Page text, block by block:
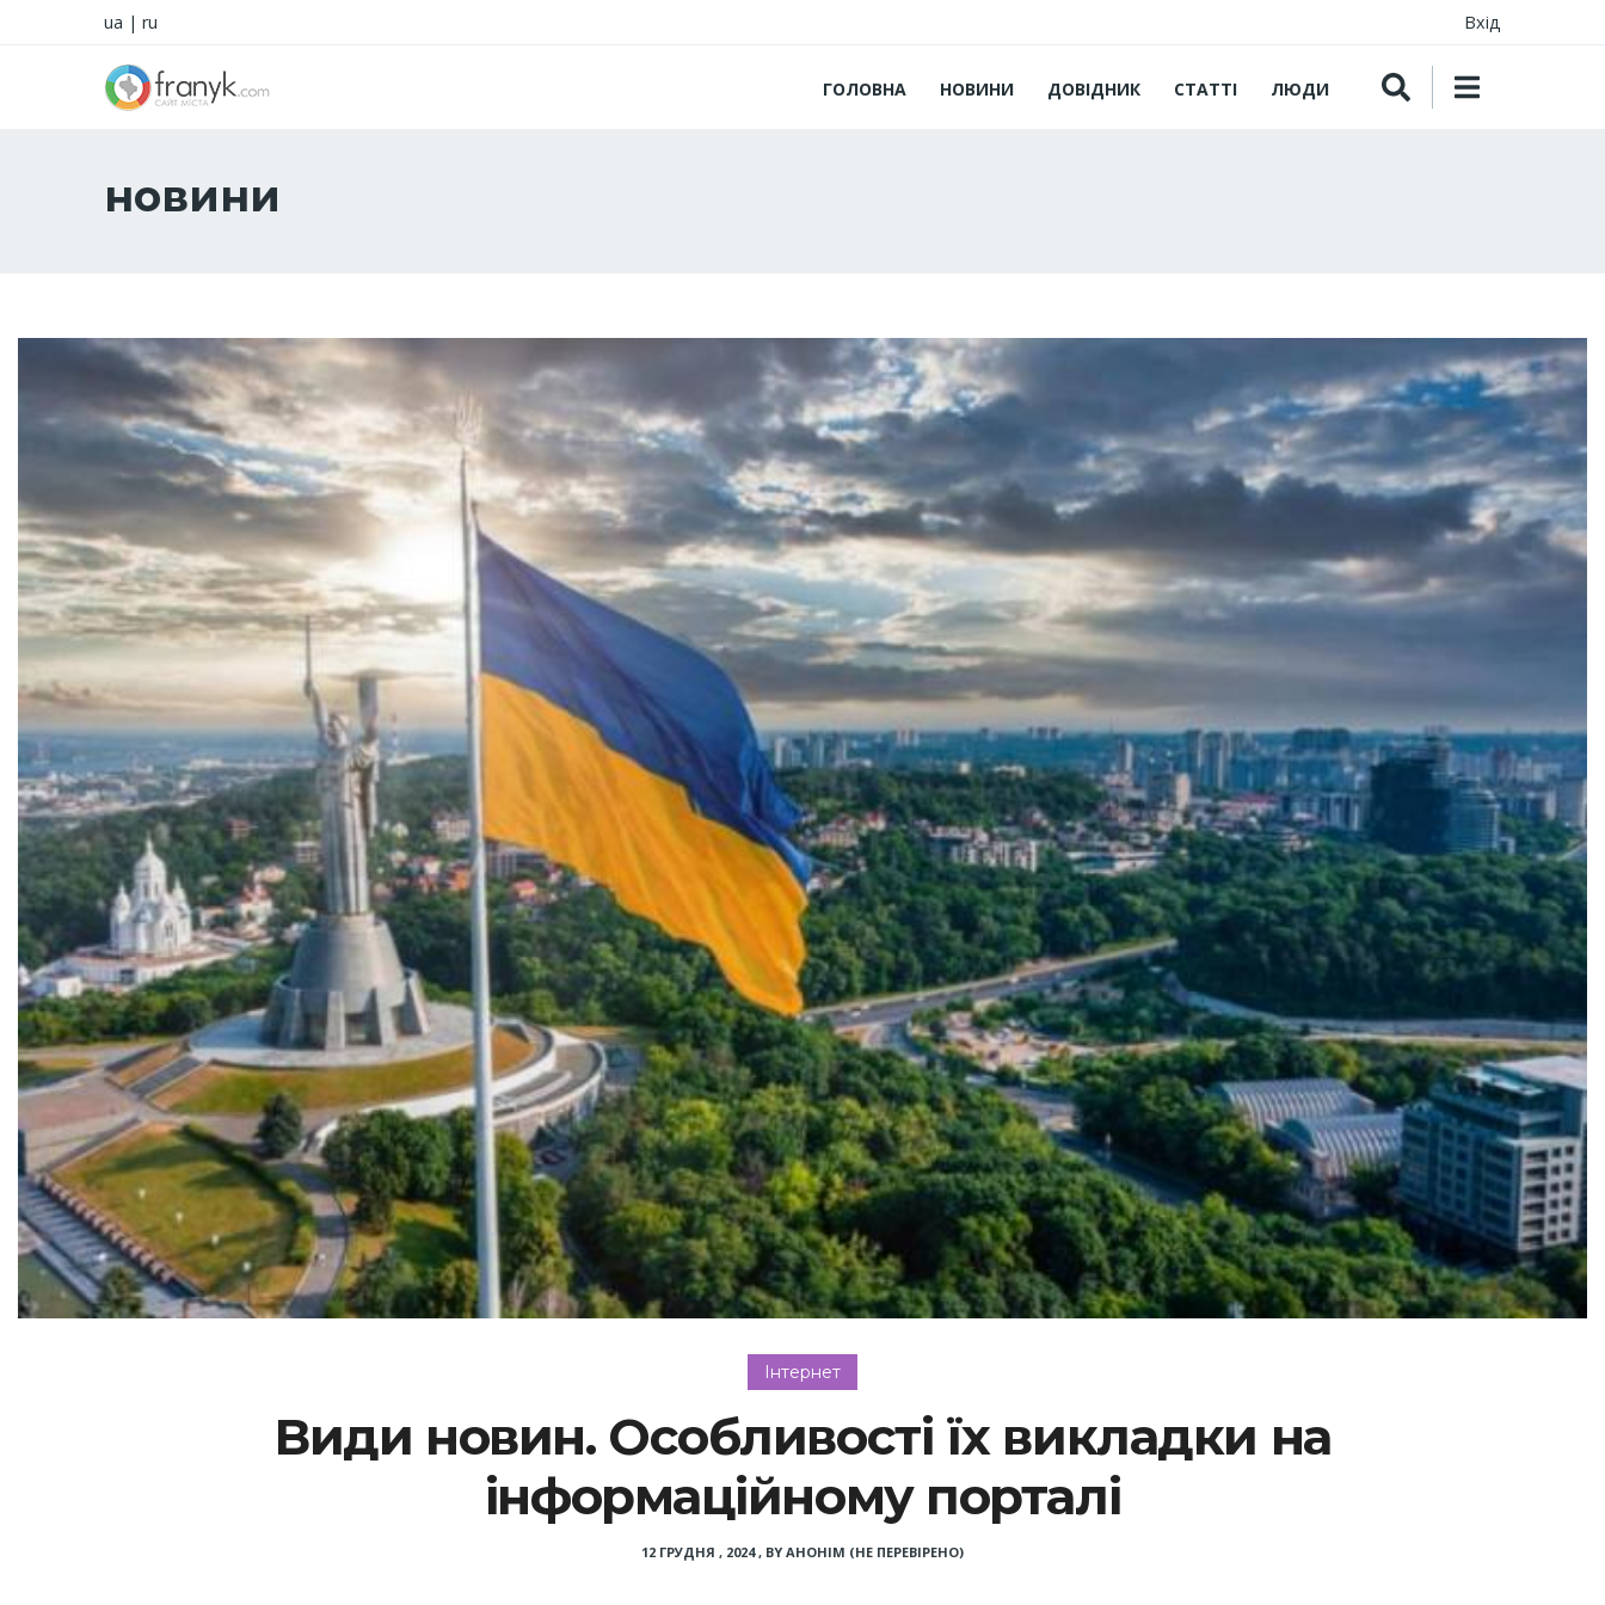
ua | ru Вхід
ГОЛОВНА НОВИНИ ДОВІДНИК СТАТТІ ЛЮДИ
новини
Інтернет
Види новин. Особливості їх викладки на
інформаційному порталі
12 ГРУДНЯ , 2024, BY АНОНІМ (НЕ ПЕРЕВІРЕНО)